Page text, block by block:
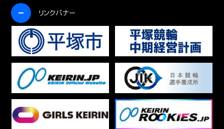
リンクバナー
開く